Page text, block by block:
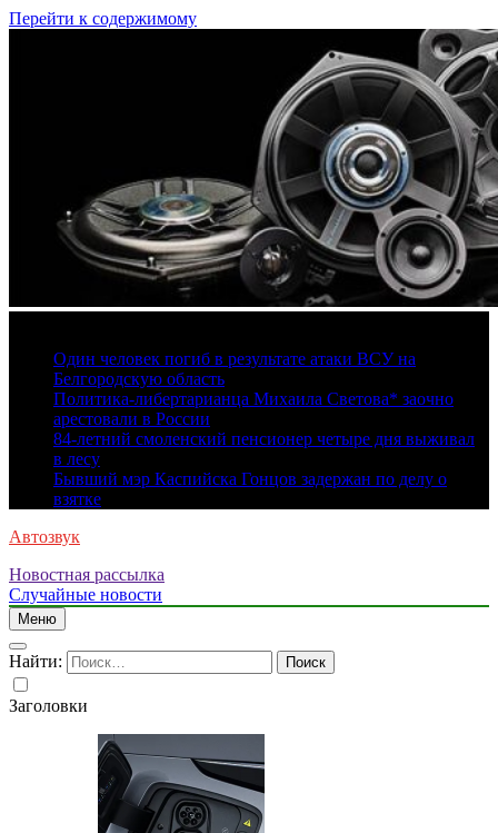
Перейти к содержимому
Один человек погиб в результате атаки ВСУ на
Белгородскую область
Политика-либертарианца Михаила Светова* заочно
арестовали в России
84-летний смоленский пенсионер четыре дня выживал
в лесу
Бывший мэр Каспийска Гонцов задержан по делу о
взятке
Автозвук
Новостная рассылка
Случайные новости
Меню
Найти:
Заголовки